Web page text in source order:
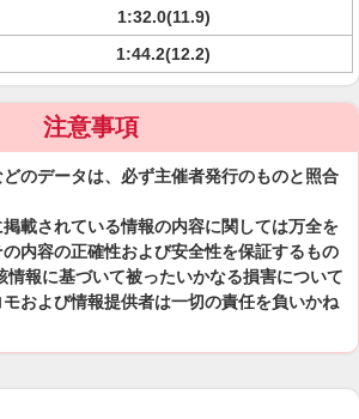
1:32.0(11.9)
1:44.2(12.2)
注意事項
のデータは、必ず主催者発行のものと照合
載されている情報の内容に関しては万全を
内容の正確性および安全性を保証するもの
情報に基づいて被ったいかなる損害について
および情報提供者は一切の責任を負いかね